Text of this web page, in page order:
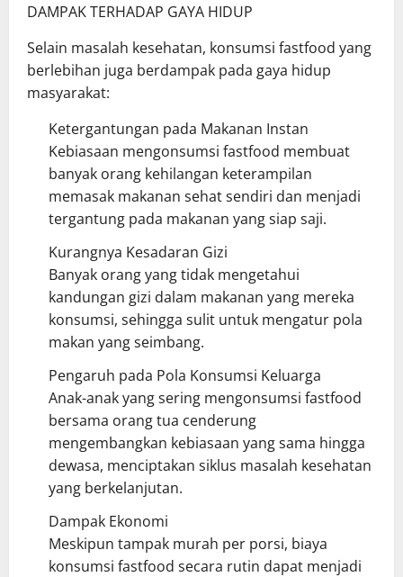
DAMPAK TERHADAP GAYA HIDUP
Selain masalah kesehatan, konsumsi fastfood yang
berlebihan juga berdampak pada gaya hidup
masyarakat:
Ketergantungan pada Makanan Instan
Kebiasaan mengonsumsi fastfood membuat
banyak orang kehilangan keterampilan
memasak makanan sehat sendiri dan menjadi
tergantung pada makanan yang siap saji.
Kurangnya Kesadaran Gizi
Banyak orang yang tidak mengetahui
kandungan gizi dalam makanan yang mereka
konsumsi, sehingga sulit untuk mengatur pola
makan yang seimbang.
Pengaruh pada Pola Konsumsi Keluarga
Anak-anak yang sering mengonsumsi fastfood
bersama orang tua cenderung
mengembangkan kebiasaan yang sama hingga
dewasa, menciptakan siklus masalah kesehatan
yang berkelanjutan.
Dampak Ekonomi
Meskipun tampak murah per porsi, biaya
konsumsi fastfood secara rutin dapat menjadi